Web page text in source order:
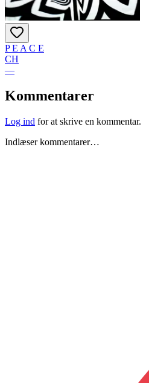
P E A C E
CH
—
Kommentarer
Log ind for at skrive en kommentar.
Indlæser kommentarer…